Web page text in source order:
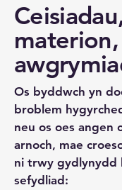
materion,
Os byddwch yn
broblem
neu os oes angen
arnoch, mae
ni trwy gydlynydd
sefydliad: